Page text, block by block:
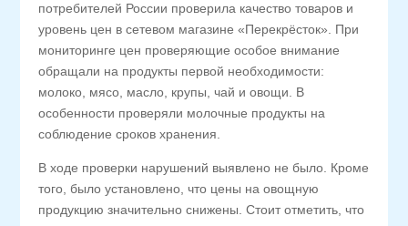
потребителей России проверила качество товаров и
уровень цен в сетевом магазине «Перекрёсток». При
мониторинге цен проверяющие особое внимание
обращали на продукты первой необходимости:
молоко, мясо, масло, крупы, чай и овощи. В
особенности проверяли молочные продукты на
соблюдение сроков хранения.
В ходе проверки нарушений выявлено не было. Кроме
того, было установлено, что цены на овощную
продукцию значительно снижены. Стоит отметить, что